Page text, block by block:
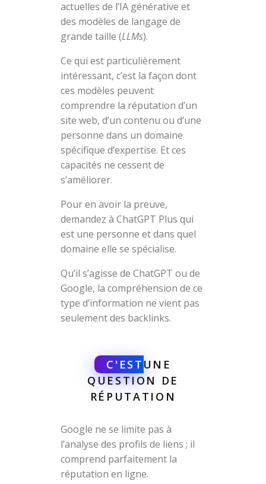
actuelles de l’IA générative et
des modèles de langage de
grande taille (LLMs).
Ce qui est particulièrement
intéressant, c’est la façon dont
ces modèles peuvent
comprendre la réputation d’un
site web, d’un contenu ou d’une
personne dans un domaine
spécifique d’expertise. Et ces
capacités ne cessent de
s’améliorer.
Pour en avoir la preuve,
demandez à ChatGPT Plus qui
est une personne et dans quel
domaine elle se spécialise.
Qu’il s’agisse de ChatGPT ou de
Google, la compréhension de ce
type d’information ne vient pas
seulement des backlinks.
C'EST UNE
QUESTION DE
RÉPUTATION
Google ne se limite pas à
l’analyse des profils de liens ; il
comprend parfaitement la
réputation en ligne.